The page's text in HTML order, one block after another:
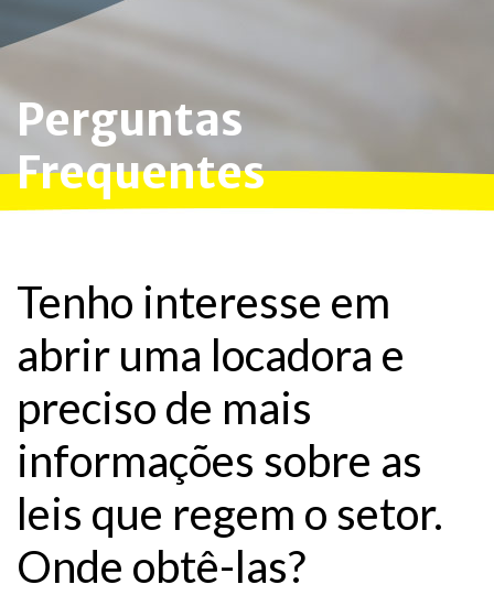
Perguntas
Frequentes
Tenho interesse em
abrir uma locadora e
preciso de mais
informações sobre as
leis que regem o setor.
Onde obtê-las?